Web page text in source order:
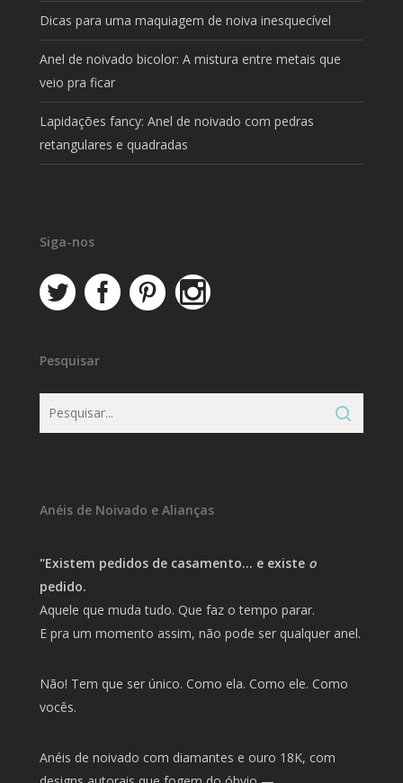
Dicas para uma maquiagem de noiva inesquecível
Anel de noivado bicolor: A mistura entre metais que
veio pra ficar
Lapidações fancy: Anel de noivado com pedras
retangulares e quadradas
Siga-nos
Pesquisar
Anéis de Noivado e Alianças
"Existem pedidos de casamento… e existe o
pedido.
Aquele que muda tudo. Que faz o tempo parar.
E pra um momento assim, não pode ser qualquer anel.
Não! Tem que ser único. Como ela. Como ele. Como
vocês.
Anéis de noivado com diamantes e ouro 18K, com